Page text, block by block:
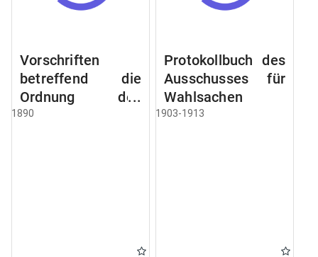
Vorschriften
betreffend die
Ordnung des
Geschäftsganges
1890
Protokollbuch des
Ausschusses für
Wahlsachen
1903-1913